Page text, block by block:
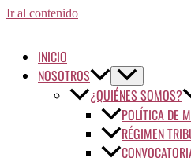
Ir al contenido
INICIO
NOSOTROS
¿QUIÉNES SOMOS?
POLÍTICA DE
RÉGIMEN